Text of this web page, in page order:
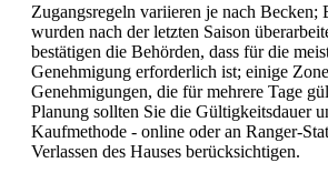
Zugangsregeln variieren je nach Becken;
wurden nach der letzten Saison
bestätigen die Behörden, dass für die
Genehmigung erforderlich ist; einige
Genehmigungen, die für mehrere Tage
Planung sollten Sie die Gültigkeitsdauer
Kaufmethode - online oder an Ranger-
Verlassen des Hauses berücksichtigen.